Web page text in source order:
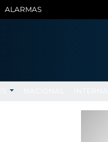
ALARMAS